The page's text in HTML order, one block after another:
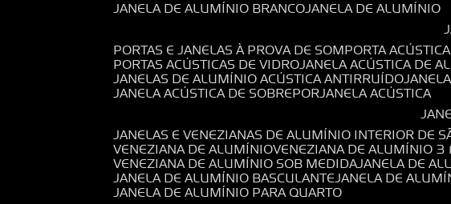
JANELA DE ALUMÍNIO BRANCO JANELA DE ALUMÍNIO
PORTAS E JANELAS À PROVA DE SOM PORTA
PORTAS ACÚSTICAS DE VIDRO JANELA ACÚSTICA DE
JANELAS DE ALUMÍNIO ACÚSTICA ANTIRRUÍDO
JANELA ACÚSTICA DE SOBREPOR JANELA ACÚSTICA
JANELAS E VENEZIANAS DE ALUMÍNIO INTERIOR DE
VENEZIANA DE ALUMÍNIO VENEZIANA DE ALUMÍNIO 3
VENEZIANA DE ALUMÍNIO SOB MEDIDA JANELA DE
JANELA DE ALUMÍNIO BASCULANTE JANELA DE
JANELA DE ALUMÍNIO PARA QUARTO